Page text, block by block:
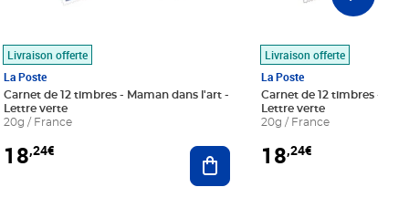
au panier
Livraison offerte
La Poste
Carnet de 12 timbres - Maman dans l'art -
Lettre verte
20g / France
18,24€ Ajouter au panier
Livraison offerte
La Poste
Carnet de 12 timbres - Le
Lettre verte
20g / France
18,24€